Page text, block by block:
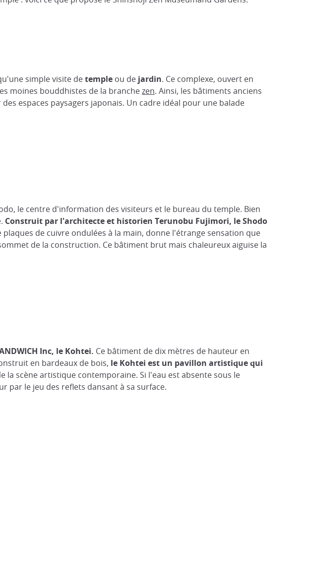
simple visite detemple ou de jardin. Ce complexe, ouvert en
moines bouddhistes de la branchezen. Ainsi, les bâtiments anciens
espaces paysagers japonais. Un cadre idéal pour une balade
le centre d'information des visiteurs et le bureau du temple. Bien
Construit par l'architecte et historien Terunobu Fujimori, le Shodo
de cuivre ondulées à la main, donne l'étrange sensation que
de la construction. Ce bâtiment brut mais chaleureux aiguise la
Inc, le Kohtei. Ce bâtiment de dix mètres de hauteur en
en bardeaux de bois, le Kohtei est un pavillon artistique qui
la scène artistique contemporaine. Si l'eau est absente sous le
le jeu des reflets dansant à sa surface.